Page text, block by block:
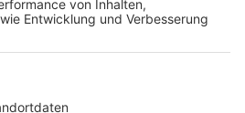
um Videoinhalte
Dieser Service kann
Ihren Aktivitäten
Bitte lesen Sie die
und stimmen Sie der